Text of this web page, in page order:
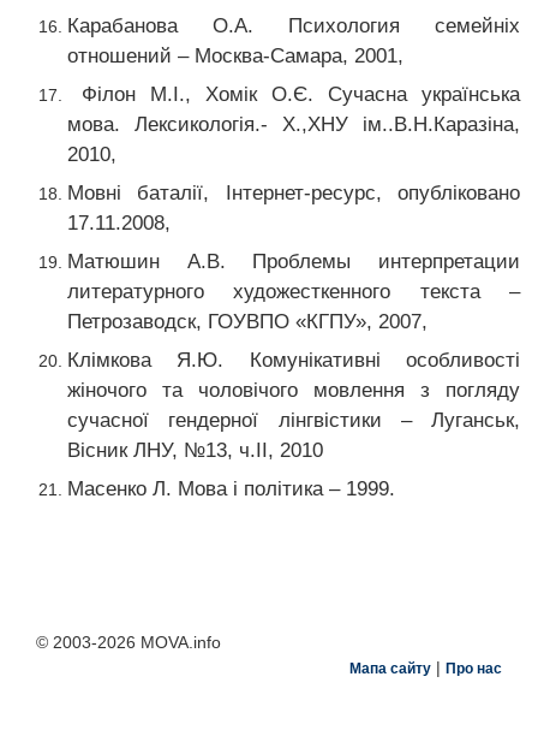
Карабанова О.А. Психология семейніх
отношений – Москва-Самара, 2001,
Філон М.І., Хомік О.Є. Сучасна українська
мова. Лексикологія.- Х.,ХНУ ім..В.Н.Каразіна,
2010,
Мовні баталії, Інтернет-ресурс, опубліковано
17.11.2008,
Матюшин А.В. Проблемы интерпретации
литературного художесткенного текста –
Петрозаводск, ГОУВПО «КГПУ», 2007,
Клімкова Я.Ю. Комунікативні особливості
жіночого та чоловічого мовлення з погляду
сучасної гендерної лінгвістики – Луганськ,
Вісник ЛНУ, №13, ч.ІІ, 2010
Масенко Л. Мова і політика – 1999.
© 2003-2026 MOVA.info
Мапа сайту | Про нас